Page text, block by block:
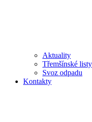
Aktuality
Třemšínské listy
Svoz odpadu
Kontakty